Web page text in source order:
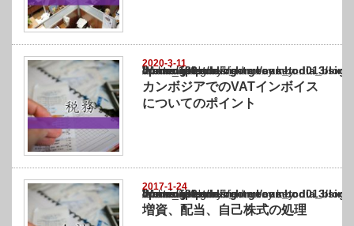
2020-3-11
Warning
: Undefined array key "show_category" in
/home/netst/kuno-cpa.co.jp/public_html/cambodia_blog/wp-content/themes/
on line183
カンボジアでのVATインボイス
についてのポイント
2017-1-24
Warning
: Undefined array key "show_category" in
/home/netst/kuno-cpa.co.jp/public_html/cambodia_blog/wp-content/themes/
on line183
増資、配当、自己株式の処理